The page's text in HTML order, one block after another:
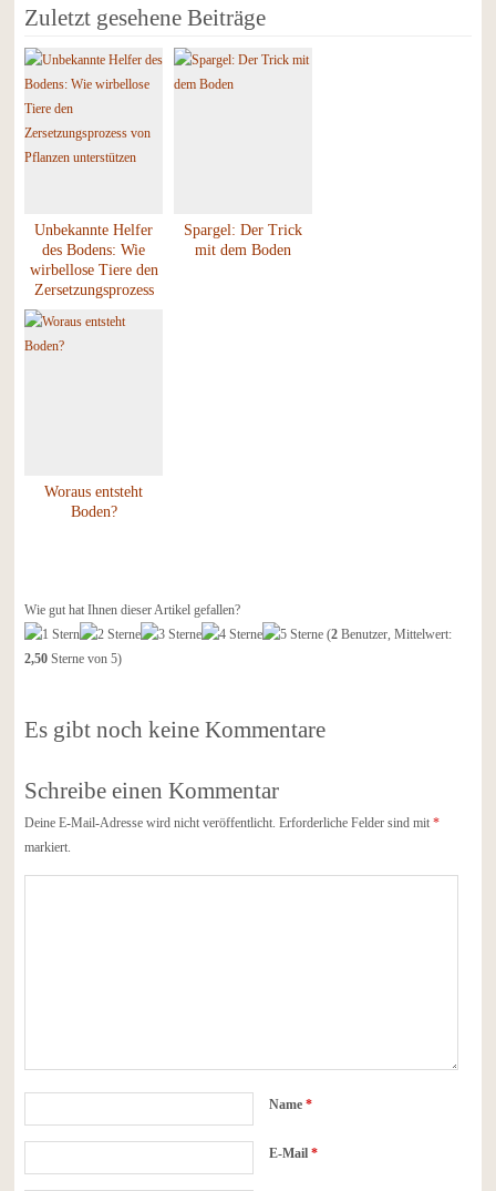
Zuletzt gesehene Beiträge
Unbekannte Helfer
des Bodens: Wie
wirbellose Tiere den
Zersetzungsprozess
unterstützen
Spargel: Der Trick
mit dem Boden
Woraus entsteht
Boden?
Wie gut hat Ihnen dieser Artikel gefallen?
(2Benutzer, Mittelwert:
2,50Sterne von 5)
Es gibt noch keine Kommentare
Schreibe einen Kommentar
Deine E-Mail-Adresse wird nicht veröffentlicht. Erforderliche Felder sind mit *
markiert.
Name *
E-Mail *